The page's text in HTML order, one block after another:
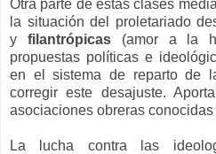
Otra parte de estas clases
la situación del proletariado
y filantrópicas (amor a la
propuestas políticas e
en el sistema de reparto de
corregir este desajuste.
asociaciones obreras conocidas
La lucha contra las